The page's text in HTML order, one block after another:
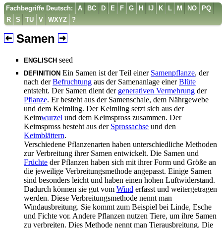
Fachbegriffe Deutsch: A BC D E F G H IJ K L M NO
PQ
R
S TU V WXYZ ?
Samen
ENGLISCH seed
DEFINITION Ein Samen ist der Teil einer Samenpflanze, der
nach derBefruchtung aus der Samenanlage einerBlüte
entsteht. Der Samen dient der generativen Vermehrung der
Pflanze. Er besteht aus der Samenschale, dem Nährgewebe
und dem Keimling. Der Keimling setzt sich aus der
Keimwurzel und dem Keimspross zusammen. Der
Keimspross besteht aus der Sprossachse und den
Keimblättern.
Verschiedene Pflanzenarten haben unterschiedliche Methoden
zur Verbreitung ihrer Samen entwickelt. Die Samen und
Früchte der Pflanzen haben sich mit ihrer Form und Größe an
die jeweilige Verbreitungsmethode angepasst. Einige Samen
sind besonders leicht und haben einen hohen Luftwiderstand.
Dadurch können sie gut vom Wind erfasst und weitergetragen
werden. Diese Verbreitungsmethode nennt man
Windausbreitung. Sie kommt zum Beispiel bei Linde, Esche
und Fichte vor. Andere Pflanzen nutzen Tiere, um ihre Samen
zu verbreiten. Dies Methode nennt man Tierausbreitung. Die